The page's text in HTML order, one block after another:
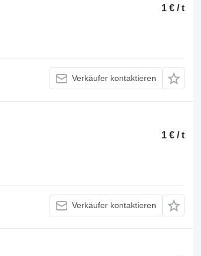
1 € / t
Verkäufer kontaktieren
1 € / t
Verkäufer kontaktieren